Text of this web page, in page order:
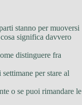
stanno per muoversi
significa davvero
distinguere fra
per stare al
o se puoi rimandare le